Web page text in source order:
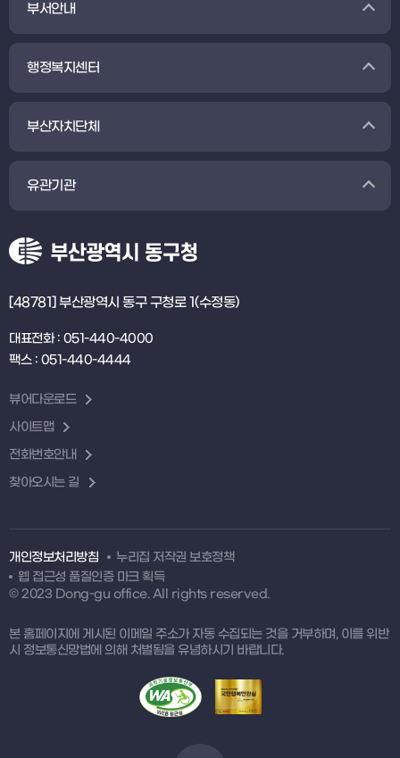
부서안내
행정복지센터
부산자치단체
유관기관
[48781] 부산광역시 동구 구청로 1(수정동)
대표전화 : 051-440-4000
팩스 : 051-440-4444
뷰어다운로드
사이트맵
전화번호안내
찾아오시는 길
개인정보처리방침
누리집 저작권 보호정책
웹 접근성 품질인증 마크 획득
© 2023 Dong-gu office. All rights reserved.
본 홈페이지에 게시된 이메일 주소가 자동 수집되는 것을 거부하며, 이를 위반
시 정보통신망법에 의해 처벌됨을 유념하시기 바랍니다.